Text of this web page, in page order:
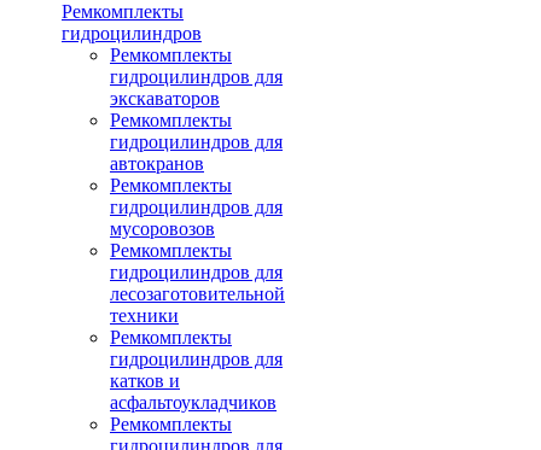
Ремкомплекты
гидроцилиндров
Ремкомплекты
гидроцилиндров для
экскаваторов
Ремкомплекты
гидроцилиндров для
автокранов
Ремкомплекты
гидроцилиндров для
мусоровозов
Ремкомплекты
гидроцилиндров для
лесозаготовительной
техники
Ремкомплекты
гидроцилиндров для
катков и
асфальтоукладчиков
Ремкомплекты
гидроцилиндров для